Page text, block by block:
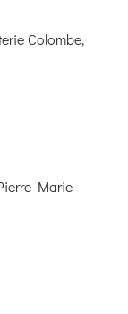
Colombe,
Marie